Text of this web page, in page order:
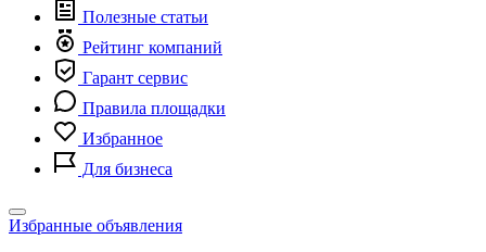
Полезные статьи
Рейтинг компаний
Гарант сервис
Правила площадки
Избранное
Для бизнеса
Toggle
navigation
Избранные объявления